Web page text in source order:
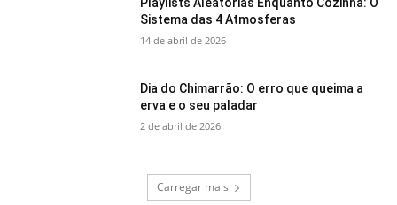
Playlists Aleatórias Enquanto Cozinha: O
Sistema das 4 Atmosferas
14 de abril de 2026
Dia do Chimarrão: O erro que queima a
erva e o seu paladar
2 de abril de 2026
Carregar mais